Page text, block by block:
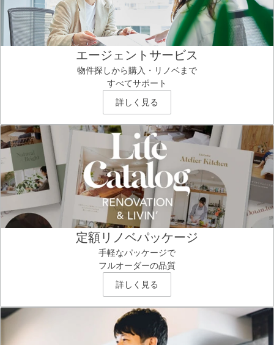
エージェントサービス
物件探しから購入・リノベまで
すべてサポート
詳しく見る
定額リノベパッケージ
手軽なパッケージで
フルオーダーの品質
詳しく見る